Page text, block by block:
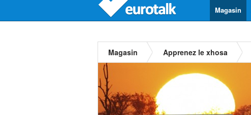
Magasin
Magasin Apprenez le xhosa